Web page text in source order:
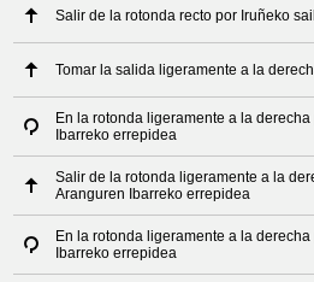
Salir de la rotonda recto por Iruñeko
Tomar la salida ligeramente a la
En la rotonda ligeramente a la derecha
Ibarreko errepidea
Salir de la rotonda ligeramente a la
Aranguren Ibarreko errepidea
En la rotonda ligeramente a la derecha
Ibarreko errepidea